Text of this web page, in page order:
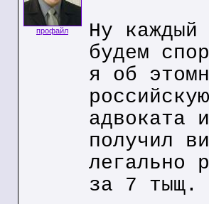
профайл
Ну
будем
я об
адвоката
получил
легально
за 7 тыщ.